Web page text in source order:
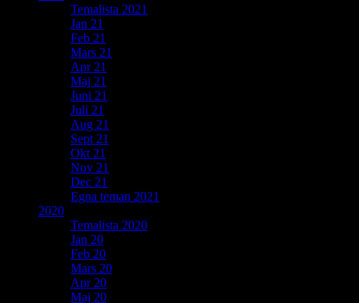
Temalista 2021
Jan 21
Feb 21
Mars 21
Apr 21
Maj 21
Juni 21
Juli 21
Aug 21
Sept 21
Okt 21
Nov 21
Dec 21
Egna teman 2021
2020
Temalista 2020
Jan 20
Feb 20
Mars 20
Apr 20
Maj 20